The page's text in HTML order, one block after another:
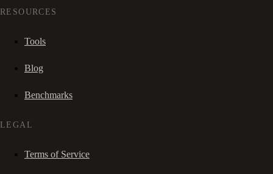
RESOURCES
Tools
Blog
Benchmarks
LEGAL
Terms of Service